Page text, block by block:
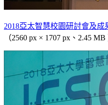
2018亞太智慧校園研討會及
（2560 px × 1707 px、2.45 MB